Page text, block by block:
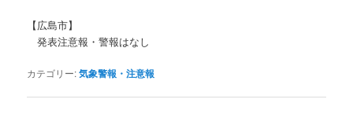
【広島市】
発表注意報・警報はなし
カテゴリー:気象警報・注意報